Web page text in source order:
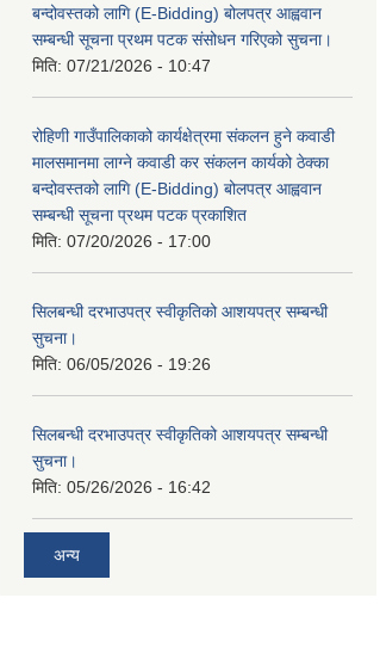
बन्दोवस्तको लागि (E-Bidding) बोलपत्र आह्ववान
सम्बन्धी सूचना प्रथम पटक संसोधन गरिएको सुचना।
मिति: 07/21/2026 - 10:47
रोहिणी गाउँपालिकाको कार्यक्षेत्रमा संकलन हुने कवाडी
मालसमानमा लाग्ने कवाडी कर संकलन कार्यको ठेक्का
बन्दोवस्तको लागि (E-Bidding) बोलपत्र आह्ववान
सम्बन्धी सूचना प्रथम पटक प्रकाशित
मिति: 07/20/2026 - 17:00
सिलबन्धी दरभाउपत्र स्वीकृतिको आशयपत्र सम्बन्धी
सुचना।
मिति: 06/05/2026 - 19:26
सिलबन्धी दरभाउपत्र स्वीकृतिको आशयपत्र सम्बन्धी
सुचना।
मिति: 05/26/2026 - 16:42
अन्य